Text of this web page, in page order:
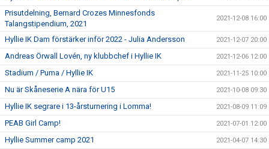
Prisutdelning, Bernard Crozes Minnesfonds
Talangstipendium, 2021
2021-12-08 16:00
Hyllie IK Dam förstärker inför 2022 - Julia Andersson 2021-12-07 20:00
Andreas Örwall Lovén, ny klubbchef i Hyllie IK 2021-12-06 12:00
Stadium / Puma / Hyllie IK 2021-11-25 10:00
Nu är Skåneserie A nära för U15 2021-10-08 09:30
Hyllie IK segrare i 13-årsturnering i Lomma! 2021-08-09 11:09
PEAB Girl Camp! 2021-07-01 12:00
Hyllie Summer camp 2021 2021-04-07 14:30